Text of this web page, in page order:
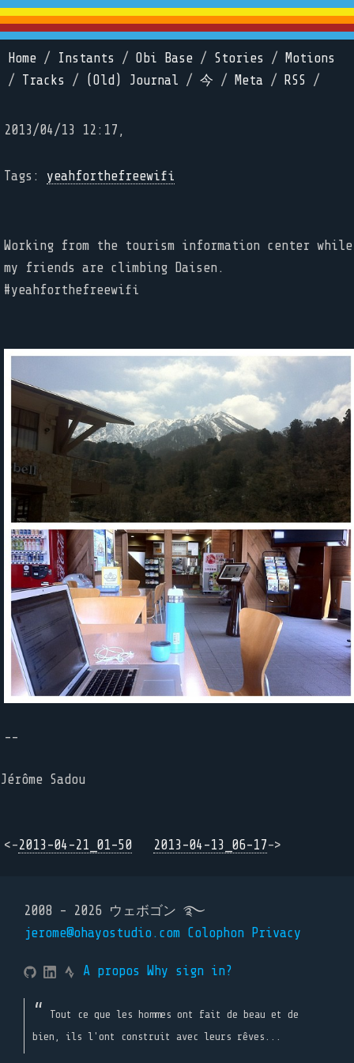
Home / Instants / Obi Base / Stories /
Motions
/ Tracks / (Old) Journal / 今 / Meta / RSS /
2013/04/13 12:17,
Tags: yeahforthefreewifi
Working from the tourism information center while
my friends are climbing Daisen.
#yeahforthefreewifi
--
Jérôme Sadou
<-2013-04-21_01-50 2013-04-13_06-17->
2008 - 2026 ウェボゴン ࿐
jerome@ohayostudio.com Colophon Privacy
A propos Why sign in?
Tout ce que les hommes ont fait de beau et de
bien, ils l'ont construit avec leurs rêves...